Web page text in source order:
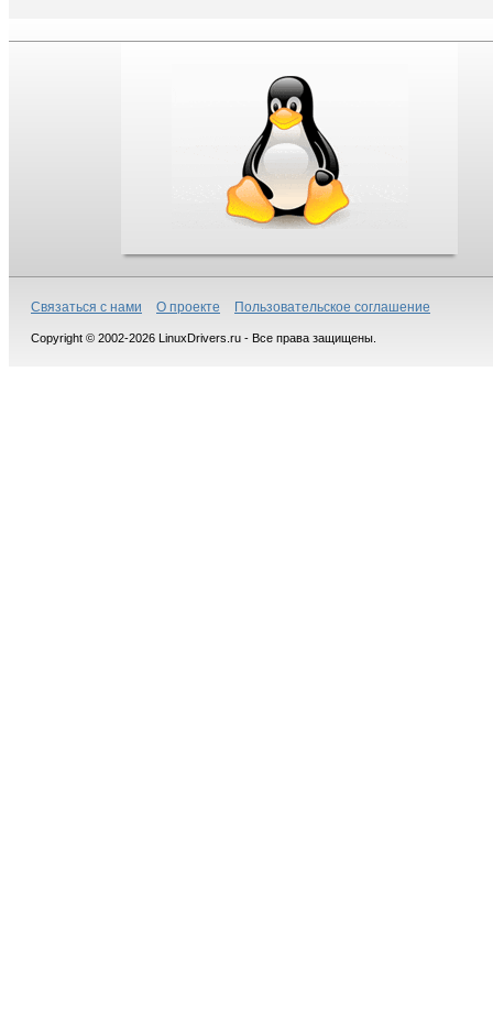
Связаться с нами О проекте Пользовательское соглашение
Copyright © 2002-2026 LinuxDrivers.ru - Все права защищены.